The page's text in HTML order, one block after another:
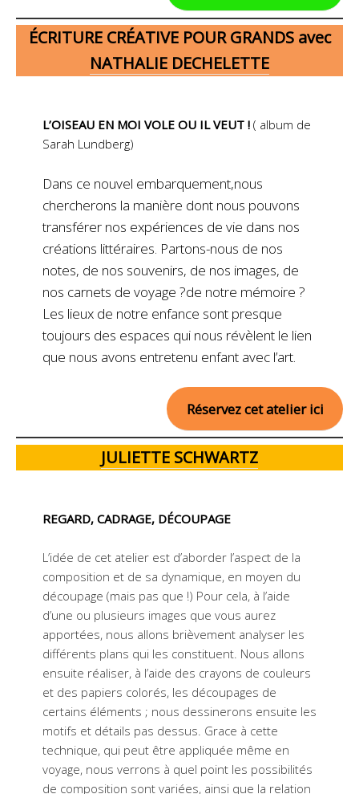
ÉCRITURE CRÉATIVE POUR GRANDS avec
NATHALIE DECHELETTE
L’OISEAU EN MOI VOLE OU IL VEUT !( album de
Sarah Lundberg)
Dans ce nouvel embarquement,nous
chercherons la manière dont nous pouvons
transférer nos expériences de vie dans nos
créations littéraires. Partons-nous de nos
notes, de nos souvenirs, de nos images, de
nos carnets de voyage ?de notre mémoire ?
Les lieux de notre enfance sont presque
toujours des espaces qui nous révèlent le lien
que nous avons entretenu enfant avec l’art.
Réservez cet atelier ici
JULIETTE SCHWARTZ
REGARD, CADRAGE, DÉCOUPAGE
L’idée de cet atelier est d’aborder l’aspect de la
composition et de sa dynamique, en moyen du
découpage (mais pas que !) Pour cela, à l’aide
d’une ou plusieurs images que vous aurez
apportées, nous allons brièvement analyser les
différents plans qui les constituent. Nous allons
ensuite réaliser, à l’aide des crayons de couleurs
et des papiers colorés, les découpages de
certains éléments ; nous dessinerons ensuite les
motifs et détails pas dessus. Grace à cette
technique, qui peut être appliquée même en
voyage, nous verrons à quel point les possibilités
de composition sont variées, ainsi que la relation